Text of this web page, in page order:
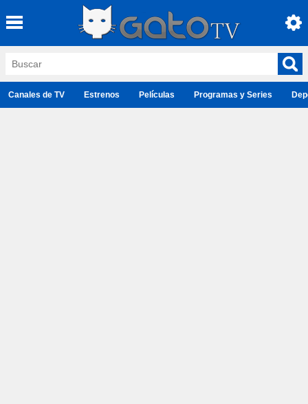
Canales de TV Estrenos Películas Programas y Series